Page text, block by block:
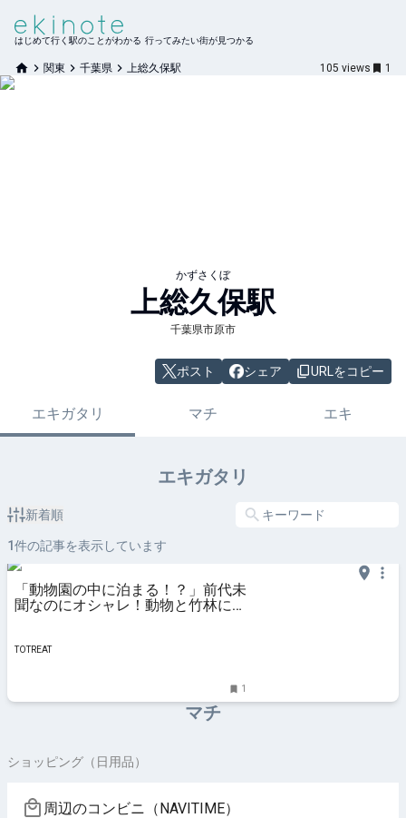
はじめて行く駅のことがわかる 行ってみたい街が見つかる
関東 千葉県 上総久保駅 105 views 1
かずさくぼ
上総久保駅
千葉県市原市
ポスト シェア URLをコピー
エキガタリ マチ エキ
エキガタリ
新着順
1件の記事を表示しています
「動物園の中に泊まる！？」前代未
聞なのにオシャレ！動物と竹林に囲
県 - TOTREAT
TOTREAT
1
マチ
ショッピング（日用品）
周辺のコンビニ（NAVITIME）